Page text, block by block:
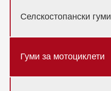
Селскостопански гуми
Гуми за мотоциклети